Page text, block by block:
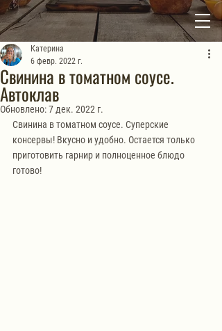
Свинина в томатном соусе.
Автоклав
Катерина
6 февр. 2022 г.
Обновлено:7 дек. 2022 г.
Свинина в томатном соусе. Суперские
консервы! Вкусно и удобно. Остается только
приготовить гарнир и полноценное блюдо
готово!